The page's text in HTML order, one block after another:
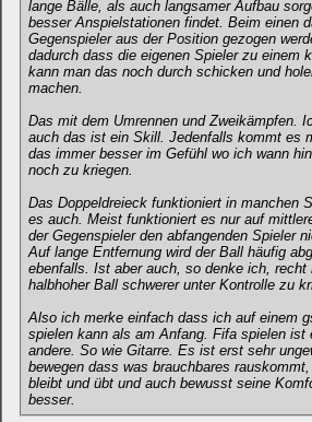
lange Bälle, als auch langsamer Aufbau
besser Anspielstationen findet. Beim einen
Gegenspieler aus der Position gezogen
dadurch dass die eigenen Spieler zu einem
kann man das noch durch schicken und
machen.
Das mit dem Umrennen und Zweikämpfen.
auch das ist ein Skill. Jedenfalls kommt es
das immer besser im Gefühl wo ich wann
noch zu kriegen.
Das Doppeldreieck funktioniert in manchen
es auch. Meist funktioniert es nur auf
der Gegenspieler den abfangenden Spieler
Auf lange Entfernung wird der Ball häufig
ebenfalls. Ist aber auch, so denke ich,
halbhoher Ball schwerer unter Kontrolle zu
Also ich merke einfach dass ich auf einem
spielen kann als am Anfang. Fifa spielen ist
andere. So wie Gitarre. Es ist erst sehr
bewegen dass was brauchbares
bleibt und übt und auch bewusst seine
besser.